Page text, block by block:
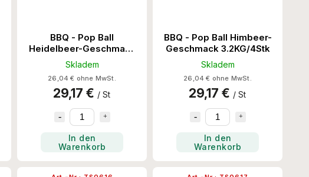
BBQ - Pop Ball
Heidelbeer-Geschmack
3.2KG/4Stk
Skladem
26,04 € ohne MwSt.
29,17 € / St
In den
Warenkorb
BBQ - Pop Ball Himbeer-
Geschmack 3.2KG/4Stk
Skladem
26,04 € ohne MwSt.
29,17 € / St
In den
Warenkorb